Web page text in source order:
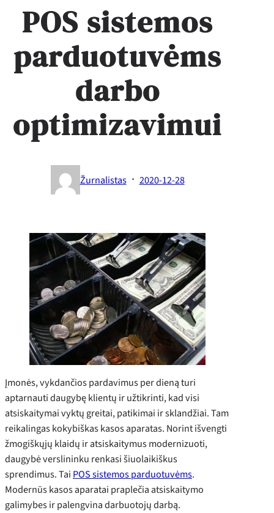
POS sistemos
parduotuvėms
darbo
optimizavimui
Žurnalistas · 2020-12-28
Įmonės, vykdančios pardavimus per dieną turi
aptarnauti daugybę klientų ir užtikrinti, kad visi
atsiskaitymai vyktų greitai, patikimai ir sklandžiai. Tam
reikalingas kokybiškas kasos aparatas. Norint išvengti
žmogiškųjų klaidų ir atsiskaitymus modernizuoti,
daugybė verslininku renkasi šiuolaikiškus
sprendimus. Tai POS sistemos parduotuvėms.
Modernūs kasos aparatai praplečia atsiskaitymo
galimybes ir palengvina darbuotojų darbą.